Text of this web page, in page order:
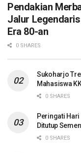
Pendakian
Jalur
Era 80-an
0 SHARES
Sukoharjo
Mahasiswa
0 SHARES
Peringati
Ditutup
0 SHARES